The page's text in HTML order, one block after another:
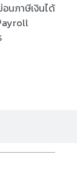
นภาษีเงินได้